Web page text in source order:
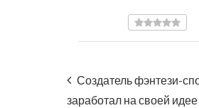
Создатель фэнтези-
заработал на своей идее